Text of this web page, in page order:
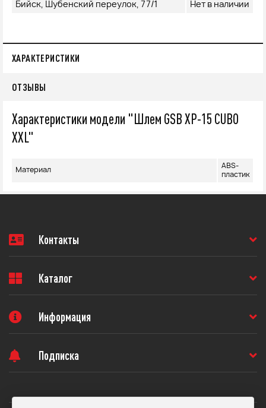
Бийск, Шубенский переулок, 77/1
Нет в наличии
ХАРАКТЕРИСТИКИ
ОТЗЫВЫ
Характеристики модели "Шлем GSB XP-15 CUBO
XXL"
Материал
ABS-
пластик
Контакты
Каталог
Информация
Подписка